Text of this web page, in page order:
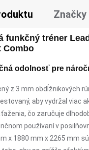
funkčný tréner
Combo
odolnosť pre
z 3 mm obdĺžnikových
aby vydržal viac
čo zaručuje
používaní v
x 1880 mm x 2265 mm